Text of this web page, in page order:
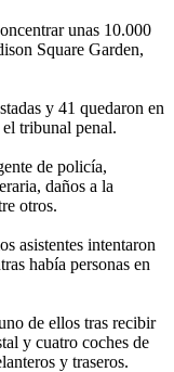
unas 10.000
Square Garden,
y 41 quedaron en
tribunal penal.
de policía,
daños a la
otros.
asistentes intentaron
había personas en
de ellos tras recibir
y cuatro coches de
y traseros.